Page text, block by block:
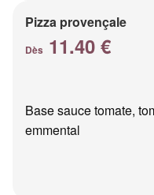
Pizza provençale
Dès 11.40 €
Base sauce tomate,
emmental